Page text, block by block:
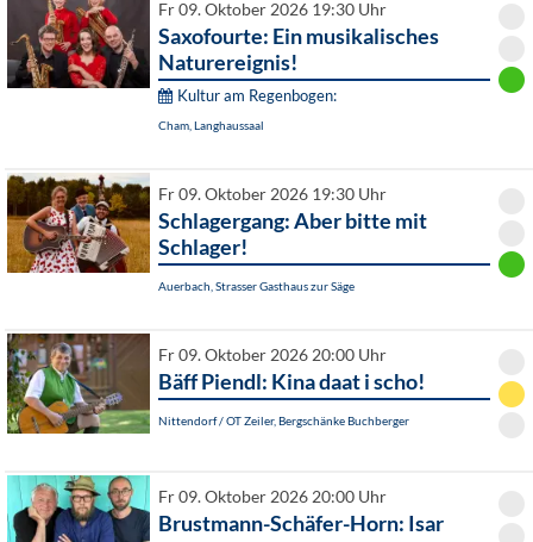
Fr 09. Oktober 2026 19:30 Uhr
Saxofourte: Ein musikalisches
Naturereignis!
Kultur am Regenbogen:
Cham, Langhaussaal
Fr 09. Oktober 2026 19:30 Uhr
Schlagergang: Aber bitte mit
Schlager!
Auerbach, Strasser Gasthaus zur Säge
Fr 09. Oktober 2026 20:00 Uhr
Bäff Piendl: Kina daat i scho!
Nittendorf / OT Zeiler, Bergschänke Buchberger
Fr 09. Oktober 2026 20:00 Uhr
Brustmann-Schäfer-Horn: Isar